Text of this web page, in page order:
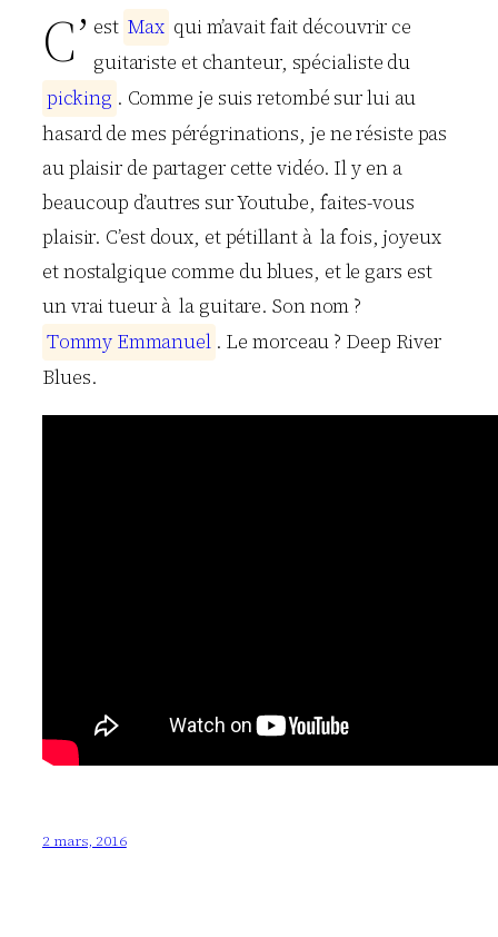
C’ est Max qui m’avait fait découvrir ce
guitariste et chanteur, spécialiste du
picking . Comme je suis retombé sur lui au
hasard de mes pérégrinations, je ne résiste pas
au plaisir de partager cette vidéo. Il y en a
beaucoup d’autres sur Youtube, faites-vous
plaisir. C’est doux, et pétillant à la fois, joyeux
et nostalgique comme du blues, et le gars est
un vrai tueur à la guitare. Son nom ?
Tommy Emmanuel . Le morceau ? Deep River
Blues.
2 mars, 2016